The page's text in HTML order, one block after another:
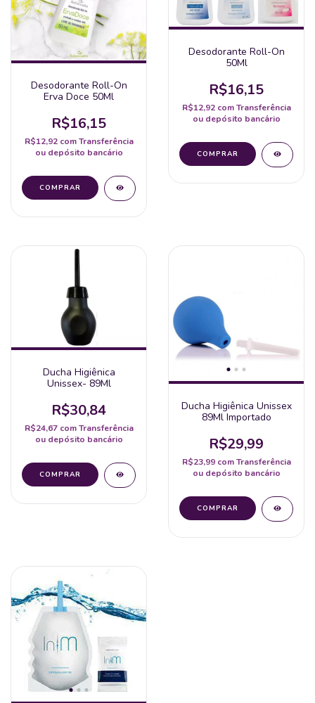
Desodorante Roll-On
Erva Doce 50Ml
R$16,15
R$12,92 com Transferência
ou depósito bancário
Desodorante Roll-On
50Ml
R$16,15
R$12,92 com Transferência
ou depósito bancário
Ducha Higiênica
Unissex- 89Ml
R$30,84
R$24,67 com Transferência
ou depósito bancário
Ducha Higiênica Unissex
89Ml Importado
R$29,99
R$23,99 com Transferência
ou depósito bancário